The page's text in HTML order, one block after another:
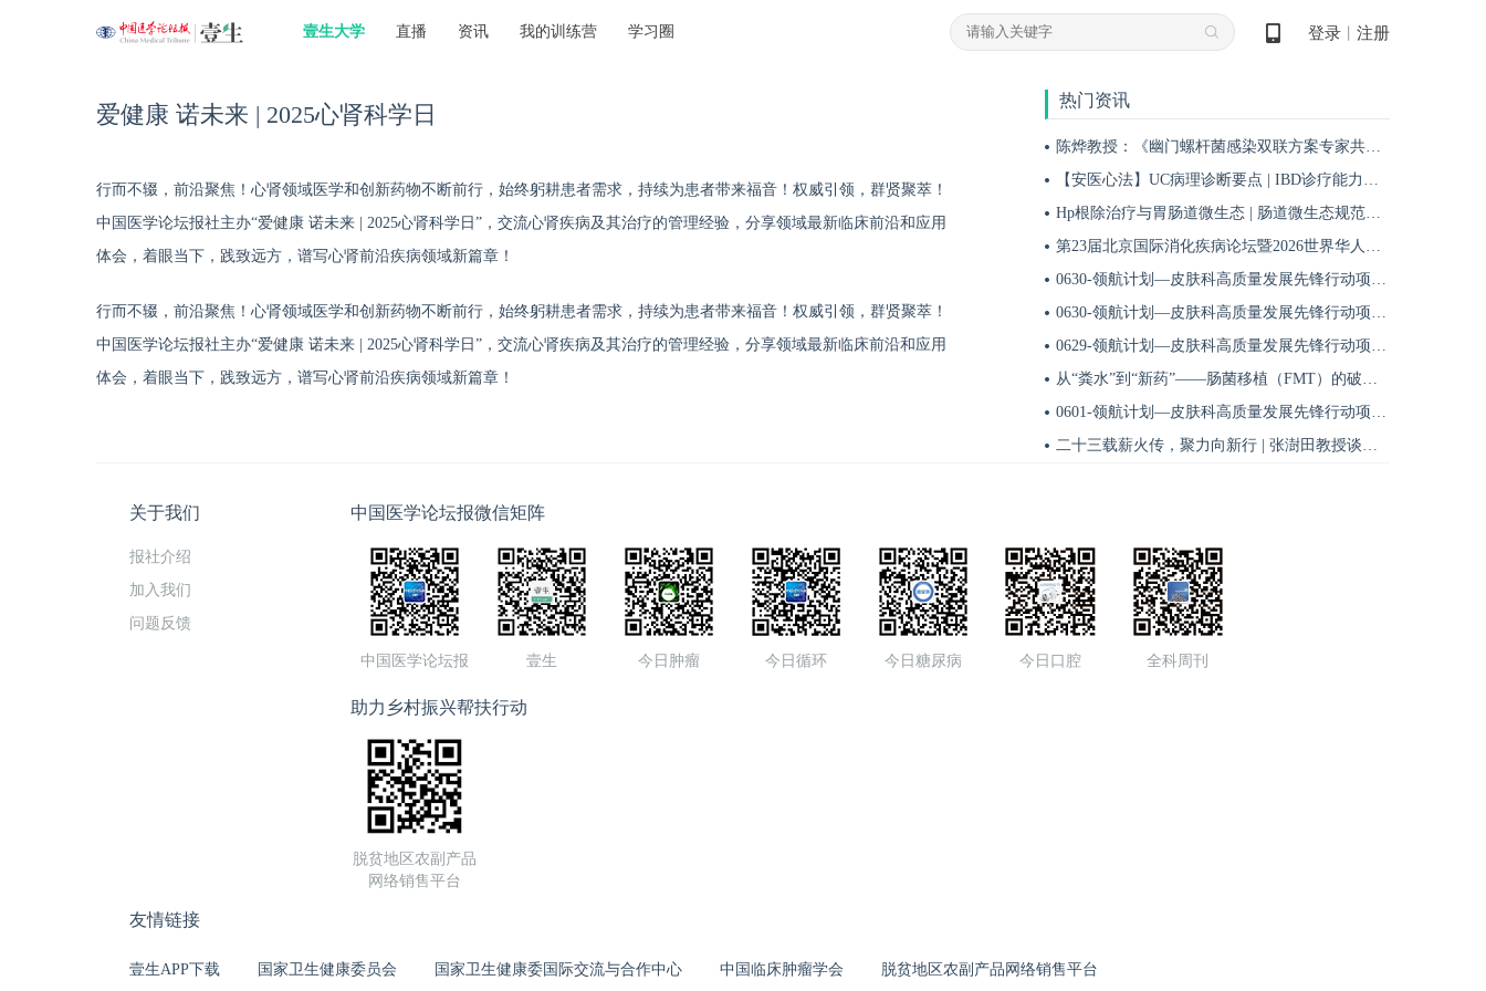
壹生大学 直播 资讯 我的训练营 学习圈 登录 注册
爱健康 诺未来 | 2025心肾科学日
行而不辍，前沿聚焦！心肾领域医学和创新药物不断前行，始终躬耕患者需求，持续为患者带来福音！权威引领，群贤聚萃 ！
中国医学论坛报社主办“爱健康 诺未来 | 2025心肾科学日”，交流心肾疾病及其治疗的管理经验，分享领域最新临床前沿和应用
体会，着眼当下， 践致远方，谱写心肾前沿疾病领域新篇章！
行而不辍，前沿聚焦！心肾领域医学和创新药物不断前行，始终躬耕患者需求，持续为患者带来福音！权威引领，群贤聚萃！
中国医学论坛报社主办“爱健康 诺未来 | 2025心肾科学日”，交流心肾疾病及其治疗的管理经验，分享领域最新临床前沿和应用
体会，着眼当下，践致远方，谱写心肾前沿疾病领域新篇章！
热门资讯
陈烨教授：《幽门螺杆菌感染双联方案专家共识（2026）》解读 | BIDDF2026
【安医心法】UC病理诊断要点 | IBD诊疗能力系统提升5
Hp根除治疗与胃肠道微生态 | 肠道微生态规范化诊疗4
第23届北京国际消化疾病论坛暨2026世界华人消化医师年会盛大开幕
0630-领航计划—皮肤科高质量发展先锋行动项目第六季第65期
0630-领航计划—皮肤科高质量发展先锋行动项目第六季第64期
0629-领航计划—皮肤科高质量发展先锋行动项目第六季第63期
从“粪水”到“新药”——肠菌移植（FMT）的破局与临床应用全景 | 肠道微生态规范化诊疗1
0601-领航计划—皮肤科高质量发展先锋行动项目第六季第42期
二十三载薪火传，聚力向新行 | 张澍田教授谈中国消化医学的传承与突破
关于我们
报社介绍
加入我们
问题反馈
中国医学论坛报微信矩阵
中国医学论坛报 壹生 今日肿瘤 今日循环 今日糖尿病 今日口腔 全科周刊
助力乡村振兴帮扶行动
脱贫地区农副产品
网络销售平台
友情链接
壹生APP下载 国家卫生健康委员会 国家卫生健康委国际交流与合作中心 中国临床肿瘤学会 脱贫地区农副产品网络销售平台